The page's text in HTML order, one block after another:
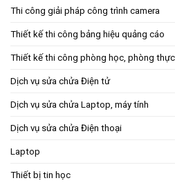
Thi công giải pháp công trình camera
Thiết kế thi công bảng hiệu quảng cáo
Thiết kế thi công phòng học, phòng
Dịch vụ sửa chửa Điện tử
Dịch vụ sửa chửa Laptop, máy tính
Dịch vụ sửa chửa Điện thoại
Laptop
Thiết bị tin học